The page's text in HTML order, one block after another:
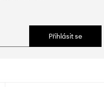
Přihlásit se